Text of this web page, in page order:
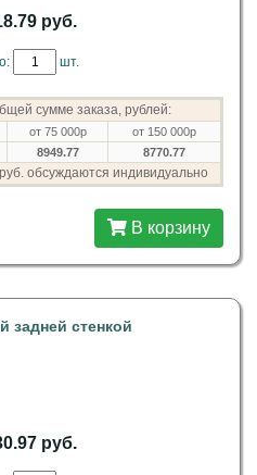
руб.
шт.
сумме заказа, рублей:
от 75 000р
от 150 000р
8949.77 8770.77
обсуждаются индивидуально
В корзину
задней стенкой
руб.